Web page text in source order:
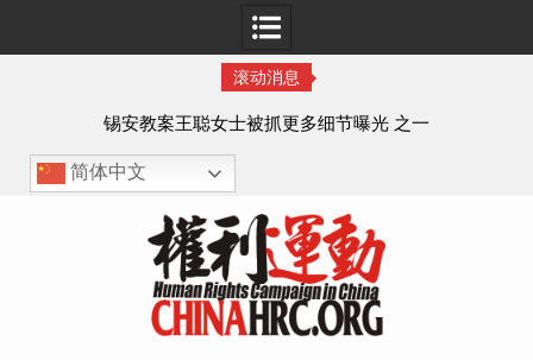
滚动消息
锡安教案王聪女士被抓更多细节曝光 之一
简体中文